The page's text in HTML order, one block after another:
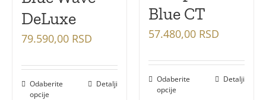
DeLuxe
79.590,00 RSD
Odaberite
opcije
Detalji
Blue CT
57.480,00 RSD
Odaberite
opcije
Detalji